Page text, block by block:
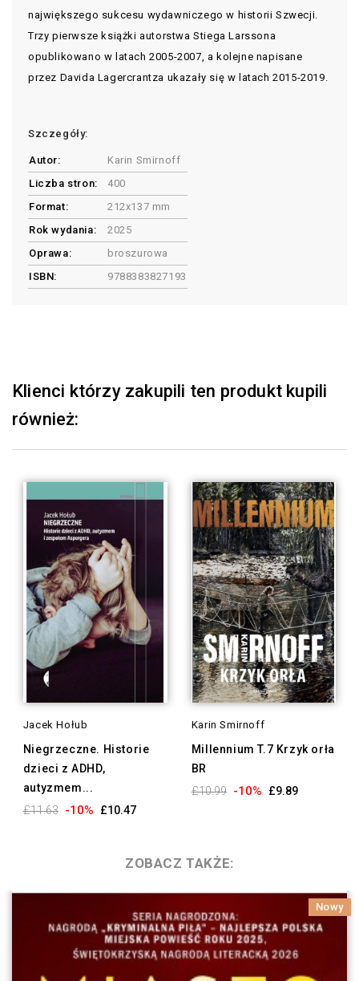
największego sukcesu wydawniczego w historii Szwecji.
Trzy pierwsze książki autorstwa Stiega Larssona
opublikowano w latach 2005-2007, a kolejne napisane
przez Davida Lagercrantza ukazały się w latach 2015-2019.
Szczegóły:
Autor:
Karin Smirnoff
Liczba stron:
400
Format:
212x137 mm
Rok wydania:
2025
Oprawa:
broszurowa
ISBN:
9788383827193
Klienci którzy zakupili ten produkt kupili
również:
Jacek Hołub
Niegrzeczne. Historie
dzieci z ADHD,
autyzmem...
£11.63 -10% £10.47
Karin Smirnoff
Millennium T.7 Krzyk orła
BR
£10.99 -10% £9.89
ZOBACZ TAKŻE:
Nowy